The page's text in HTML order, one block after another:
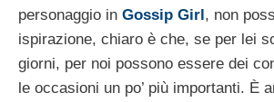
personaggio in Gossip Girl, non
ispirazione, chiaro è che, se per lei
giorni, per noi possono essere dei
le occasioni un po’ più importanti. È